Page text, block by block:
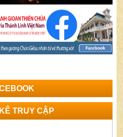
TRUY CẬP